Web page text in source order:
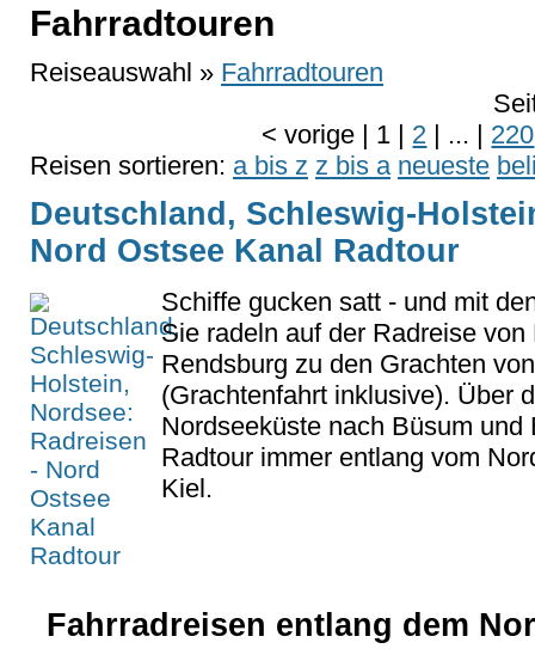
Fahrradtouren
Reiseauswahl » Fahrradtouren
<vorige | 1 | 2 | ... | 220
Reisen sortieren: a bis z z bis a neueste
Deutschland, Schleswig-
Nord Ostsee Kanal Radtour
Schiffe gucken satt - und mit
Sie radeln auf der Radreise von
Rendsburg zu den Grachten
(Grachtenfahrt inklusive). Über
Nordseeküste nach Büsum
Radtour immer entlang vom
Kiel.
Fahrradreisen entlang dem